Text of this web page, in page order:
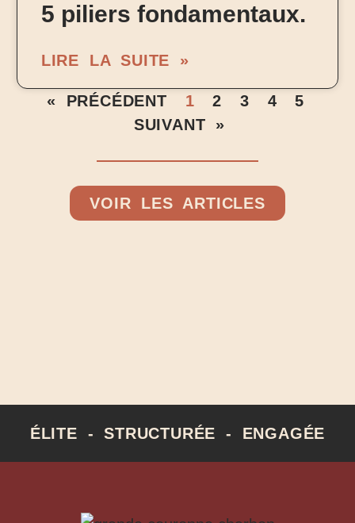
5 piliers fondamentaux.
LIRE LA SUITE »
« PRÉCÉDENT 1 2 3 4
5
SUIVANT »
VOIR LES ARTICLES
ÉLITE - STRUCTURÉE - ENGAGÉE